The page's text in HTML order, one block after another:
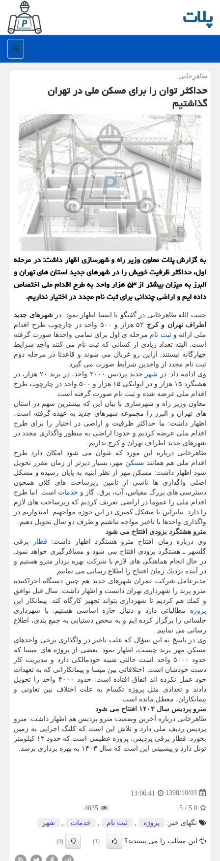
پلات
منو
طاهرخانی:
حداكثر توان را برای مسكن ملی در تهران
گذاشتیم
به گزارش پلات معاون وزیر راه و شهرسازی اظهار داشت: در مرحله
اول، حداكثر ظرفیت خویش را در شهرهای جدید استان های تهران و
البرز به میزان بیشتر از ۵۳ هزار واحد به طرح اقدام ملی اختصاص
داده ایم و اراضی چندانی برای ثبت نام مجدد در اختیار نداریم.
حبیب الله طاهرخانی در گفتگو با ایسنا اظهار نمود: در شهرهای جدید
اطراف تهران و كرج
۵۳ هزار و ۵۰۰ واحد در چارچوب طرح اقدام
ملی ارائه وثبت نام مرحله ی اول برای تمامی واحدها صورت گرفته
است. البته تعداد زیادی از كسانی كه ثبت نام می كنند واجد شرایط
چهارگانه نیستند. ازاین رو غربال می شوند و قاعدتا در مرحله دوم
ثبت نام مجدد از واجدین شرایط صورت می گیرد.
وی ادامه داد: در شهر
جدید پردیس ۳۰۰۰ واحد، در پرند ۲۰ هزار، در
هشتگرد ۱۵ هزار و در ایوانكی ۱۵ هزار و ۵۰۰ واحد در چارچوب طرح
اقدام ملی عرضه شده و ثبت نام صورت گرفته است.
معاون وزیر راه و شهرسازی با بیان این كه بیشترین سهم در استان
های تهران و البرز را مجموعه شهرهای جدید به عهده گرفته است،
اظهار داشت: ما حداكثر ظرفیت و اراضی در اختیار را برای طرح
اقدام ملی عرضه كردیم و حدودا اراضی به منظور واگذاری مجدد در
شهرهای جدید اطراف تهران و كرج نداریم.
طاهرخانی درباره این مورد كه عنوان می شود امكان دارد طرح
اقدام ملی هم همانند مسكن مهر، بسیار دیرتر از زمان مقرر تحویل
شود اظهار داشت: مسكن مهر از نظر ابنیه به پایان رسیده و مشكل
اصلی واگذاری ها ناشی از تامین زیرساخت های كلان همچون
دسترسی های بزرگ مقیاس، آب، برق، گاز و خدمات است. اما طرح
اقدام ملی را عموما در اراضی تعریف كردیم كه زیرساخت های لازم
را دارد. بنابراین با مشكل كمتری در این حوزه مواجهیم. امیدواریم در
واگذاری واحدها با تاخیر مواجه نباشیم و ظرف دو سال تحویل دهیم.
مترو هشتگرد بزودی افتتاح می شود
وی درباره زمان افتتاح مترو هشتگرد اظهار داشت: قطار
برقی
گلشهر ـ هشتگرد بزودی افتتاح می شود و مسافرگیری خواهد نمود.
در حال انجام هماهنگی های لازم با شركت بهره بردار مترو هستیم و
در آینده نزدیك زمان افتتاح را اطلاع رسانی می نماییم.
مدیرعامل شركت عمران شهرهای جدید هم چنین دستگاه اجراكننده
مترو پرند را شهرداری تهران دانست و اظهار داشت: سال قبل توافق
و كمك هم كردیم تا شهرداری بتواند تجهیز كارگاه كند. پیمانكار این
پروژه مطالباتی دارد و دنبال چاره اساسی هستیم. با شهرداری
جلساتی را برگزار كرده ایم و به محض دستیابی به جمع بندی، اطلاع
رسانی می نماییم.
وی در پاسخ به این سؤال كه علت تاخیر در واگذاری برخی واحدهای
مسكن مهر پرند چیست، اظهار نمود: بعضی از پروژه های مپسا كه
حدود ۵۰۰۰ واحد است حالتی شبیه خودمالكی دارد و مدیریت كار
دست خودشان است. اختلافاتی بین مپسا و پیمانكارانی كه به تعهدات
خود عمل نكرده اند اتفاق افتاده است. حدود ۴۰۰۰ واحد را تحویل
دادند و تعدادی مثل پروژه تكسام به علت اختلاف بین تعاونی و
پیمانكاران، معطل مانده است.
مترو پردیس سال ۱۴۰۳ افتتاح می شود
طاهرخانی درباره آخرین وضعیت مترو پردیس هم اظهار داشت: مترو
پردیس ردیف ملی دارد و تلاش این است كه كلنگ اجرایی به زمین
بخورد. قطار برقی پردیس، پروژه عظیمی است كه حدود ۱۳ كیلومتر
تونل دارد و پیشبینی این است كه سال ۱۴۰۳ به بهره برداری برسد.
1398/10/03
13:06:41
5.0
/
5
4035
تگهای خبر:
پروژه ثبت نام خدمات شهر
این مطلب را می پسندید؟ (1)
(0)